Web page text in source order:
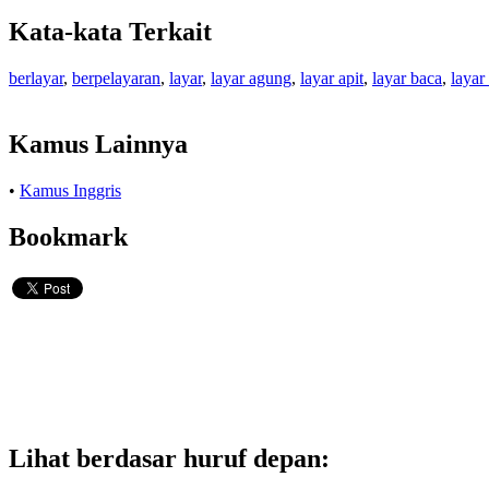
Kata-kata Terkait
berlayar, berpelayaran, layar, layar agung, layar apit, layar baca, layar
Kamus Lainnya
• Kamus Inggris
Bookmark
Lihat berdasar huruf depan: